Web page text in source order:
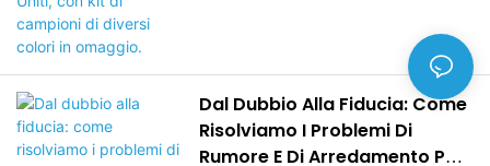
Dal Dubbio Alla Fiducia: Come
Risolviamo I Problemi Di
Rumore E Di Arredamento Per I